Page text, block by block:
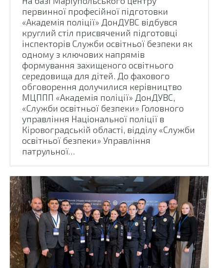
первинної професійної підготовки
«Академія поліції» ДонДУВС відбувся
круглий стіл присвячений підготовці
інспекторів Служби освітньої безпеки як
одному з ключових напрямів
формування захищеного освітнього
середовища для дітей. До фахового
обговорення долучилися керівництво
МЦППП «Академія поліції» ДонДУВС,
«Служби освітньої безпеки» Головного
управління Національної поліції в
Кіровоградській області, відділу «Служби
освітньої безпеки» Управління
патрульної…